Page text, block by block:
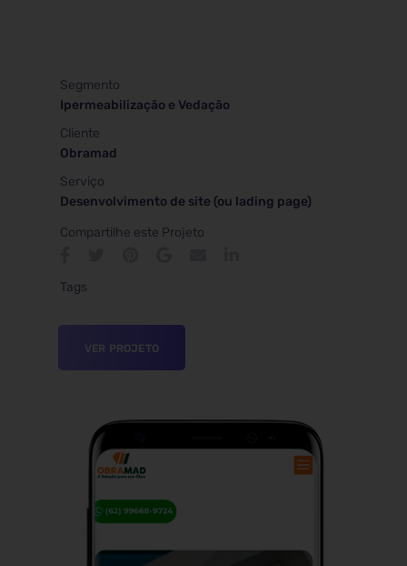
Segmento
Ipermeabilização e Vedação
Cliente
Obramad
Serviço
Desenvolvimento de site (ou lading page)
Compartilhe este Projeto
Tags
VER PROJETO